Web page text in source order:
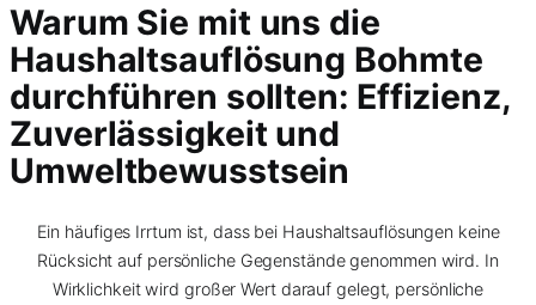
Warum Sie mit uns die
Haushaltsauflösung Bohmte
durchführen sollten: Effizienz,
Zuverlässigkeit und
Umweltbewusstsein
Ein häufiges Irrtum ist, dass bei Haushaltsauflösungen keine
Rücksicht auf persönliche Gegenstände genommen wird. In
Wirklichkeit wird großer Wert darauf gelegt, persönliche